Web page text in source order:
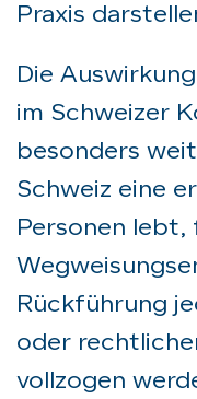
Praxis
Die
im Schweizer
besonders
Schweiz eine
Personen lebt,
Rückführung
oder
vollzogen